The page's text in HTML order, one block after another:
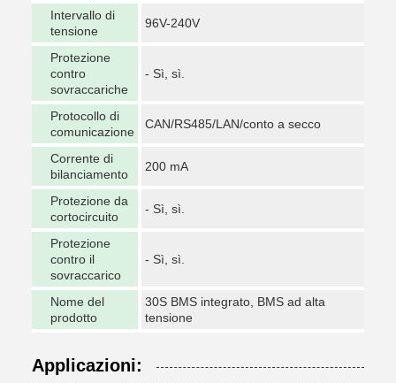
Intervallo di
tensione
96V-240V
Protezione
contro
sovraccariche
- Sì, sì.
Protocollo di
comunicazione
CAN/RS485/LAN/conto a secco
Corrente di
bilanciamento
200 mA
Protezione da
cortocircuito
- Sì, sì.
Protezione
contro il
sovraccarico
- Sì, sì.
Nome del
prodotto
30S BMS integrato, BMS ad alta
tensione
Applicazioni: